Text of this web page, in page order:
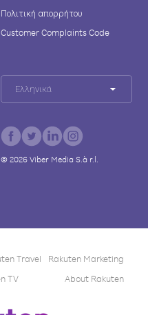
Πολιτική απορρήτου
Customer Complaints Code
Ελληνικά
© 2026Viber Media S.à r.l.
Travel
Rakuten Marketing
TV About Rakuten